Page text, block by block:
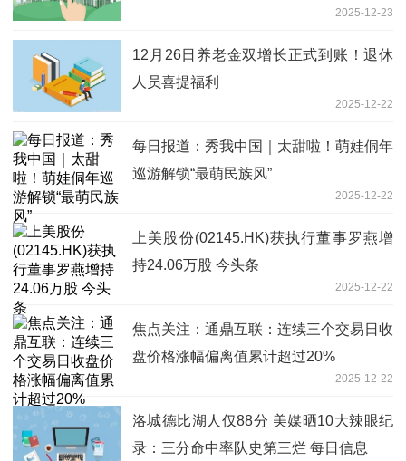
2025-12-23
12月26日养老金双增长正式到账！退休
人员喜提福利
2025-12-22
每日报道：秀我中国｜太甜啦！萌娃侗年
巡游解锁“最萌民族风”
2025-12-22
上美股份(02145.HK)获执行董事罗燕增
持24.06万股 今头条
2025-12-22
焦点关注：通鼎互联：连续三个交易日收
盘价格涨幅偏离值累计超过20%
2025-12-22
洛城德比湖人仅88分 美媒晒10大辣眼纪
录：三分命中率队史第三烂 每日信息